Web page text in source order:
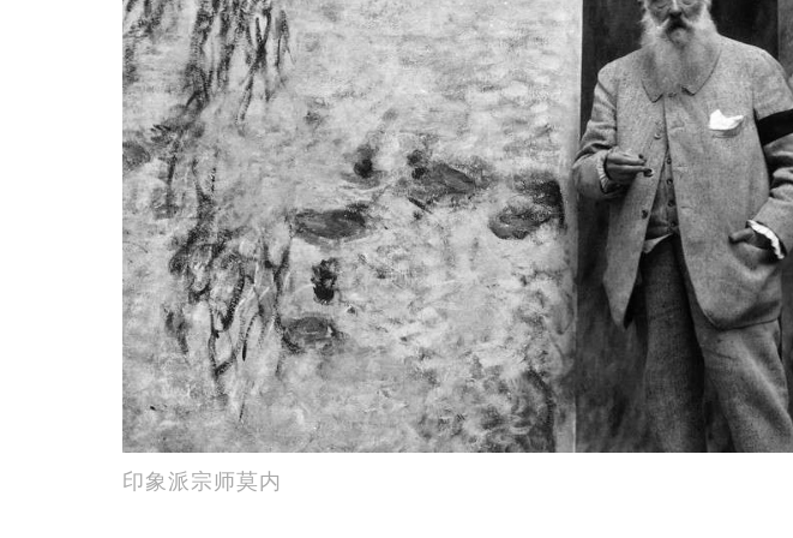
印象派宗师莫内